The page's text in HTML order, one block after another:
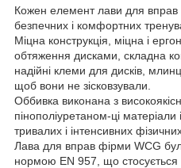
Кожен елемент лави для
безпечних і комфортних
Міцна конструкція, міцна і
обтяження дисками, складна
надійні клеми для дисків,
щоб вони не зісковзували.
Оббивка виконана з
пінополіуретаном-ці
тривалих і інтенсивних
Лава для вправ фірми WCG
нормою EN 957, що стосується